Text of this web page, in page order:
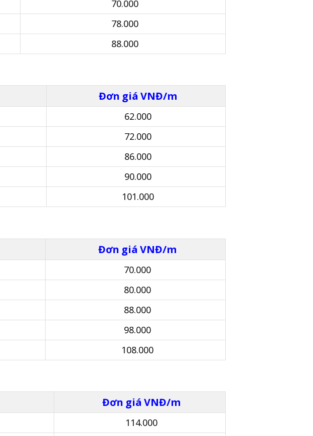
70.000
78.000
88.000
Đơn giá VNĐ/m
62.000
72.000
86.000
90.000
101.000
Đơn giá VNĐ/m
70.000
80.000
88.000
98.000
108.000
Đơn giá VNĐ/m
114.000